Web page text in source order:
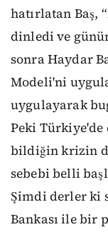
hatırlatan Baş,
dinledi ve
sonra Haydar
Modeli'ni
uygulayarak
Peki Türkiye'de
bildiğin krizin
sebebi belli
Şimdi derler ki
Bankası ile bir